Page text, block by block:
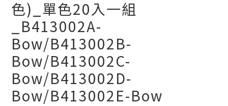
色)_單色20入一組
_B413002A-
Bow/B413002B-
Bow/B413002C-
Bow/B413002D-
Bow/B413002E-Bow